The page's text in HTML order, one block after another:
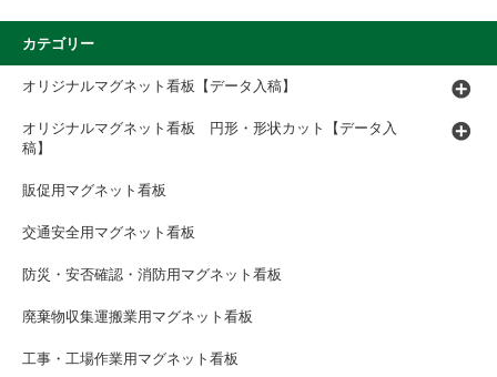
カテゴリー
オリジナルマグネット看板【データ入稿】
オリジナルマグネット看板 円形・形状カット【データ入
稿】
販促用マグネット看板
交通安全用マグネット看板
防災・安否確認・消防用マグネット看板
廃棄物収集運搬業用マグネット看板
工事・工場作業用マグネット看板